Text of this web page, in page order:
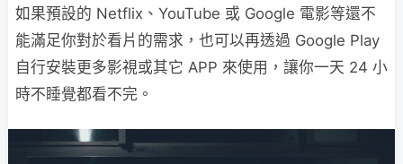
如果預設的 Netflix、YouTube 或 Google 電影等還不
能滿足你對於看片的需求，也可以再透過 Google Play
自行安裝更多影視或其它 APP 來使用，讓你一天 24 小
時不睡覺都看不完。